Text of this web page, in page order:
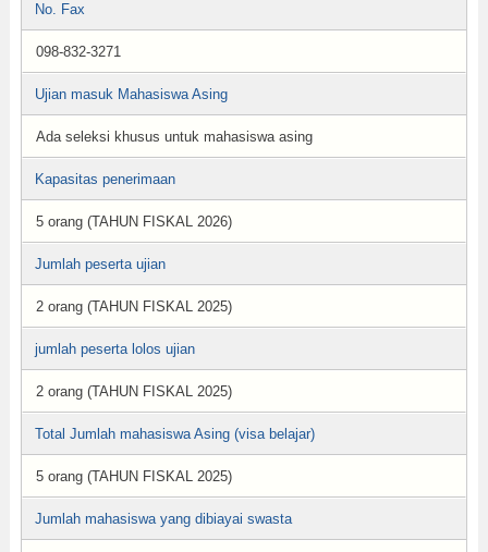
No. Fax
098-832-3271
Ujian masuk Mahasiswa Asing
Ada seleksi khusus untuk mahasiswa asing
Kapasitas penerimaan
5 orang (TAHUN FISKAL 2026)
Jumlah peserta ujian
2 orang (TAHUN FISKAL 2025)
jumlah peserta lolos ujian
2 orang (TAHUN FISKAL 2025)
Total Jumlah mahasiswa Asing (visa belajar)
5 orang (TAHUN FISKAL 2025)
Jumlah mahasiswa yang dibiayai swasta